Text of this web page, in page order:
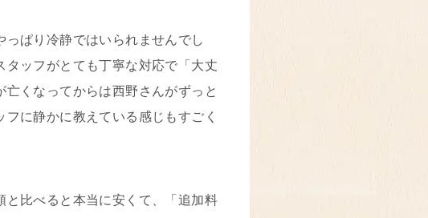
ぱり冷静ではいられませんでし
ッフがとても丁寧な対応で「大丈
くなってからは西野さんがずっと
に静かに教えている感じもすごく
と比べると本当に安くて、「追加料